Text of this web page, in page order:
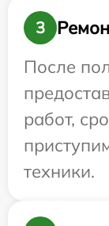
3
После
работ,
техники.